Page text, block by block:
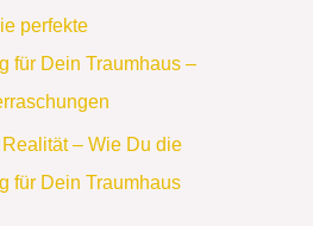
perfekte
für Dein Traumhaus –
– Wie Du die
für Dein Traumhaus